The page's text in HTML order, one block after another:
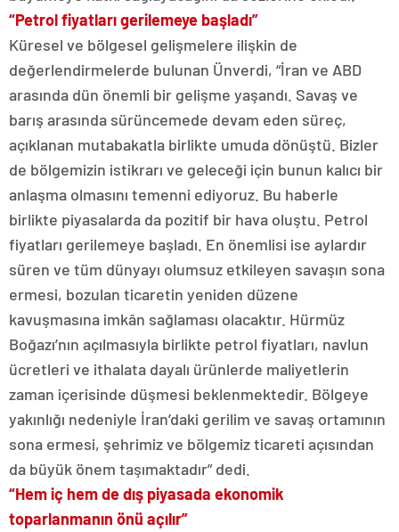
“Petrol fiyatları gerilemeye başladı”
Küresel ve bölgesel gelişmelere ilişkin de
değerlendirmelerde bulunan Ünverdi, “İran ve ABD
arasında dün önemli bir gelişme yaşandı. Savaş ve
barış arasında sürüncemede devam eden süreç,
açıklanan mutabakatla birlikte umuda dönüştü. Bizler
de bölgemizin istikrarı ve geleceği için bunun kalıcı bir
anlaşma olmasını temenni ediyoruz. Bu haberle
birlikte piyasalarda da pozitif bir hava oluştu. Petrol
fiyatları gerilemeye başladı. En önemlisi ise aylardır
süren ve tüm dünyayı olumsuz etkileyen savaşın sona
ermesi, bozulan ticaretin yeniden düzene
kavuşmasına imkân sağlaması olacaktır. Hürmüz
Boğazı’nın açılmasıyla birlikte petrol fiyatları, navlun
ücretleri ve ithalata dayalı ürünlerde maliyetlerin
zaman içerisinde düşmesi beklenmektedir. Bölgeye
yakınlığı nedeniyle İran’daki gerilim ve savaş ortamının
sona ermesi, şehrimiz ve bölgemiz ticareti açısından
da büyük önem taşımaktadır” dedi.
“Hem iç hem de dış piyasada ekonomik
toparlanmanın önü açılır”